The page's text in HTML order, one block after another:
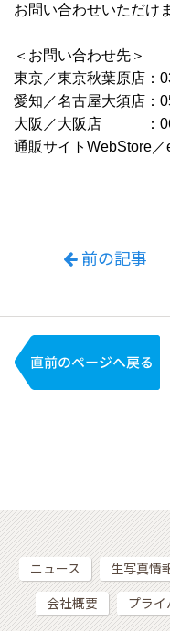
お問い合わせいただけ
＜お問い合わせ先＞
東京／東京秋葉原店：
愛知／名古屋大須店：
大阪／大阪店 ：
通販サイトWebStore
前の記事
ニュース 生写真情
会社概要 プライ